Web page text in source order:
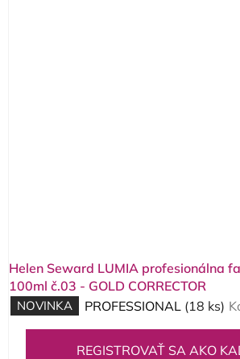
Helen Seward LUMIA profesionálna
100ml č.03 - GOLD CORRECTOR
NOVINKA PROFESSIONAL (18 ks)
REGISTROVAŤ SA AKO